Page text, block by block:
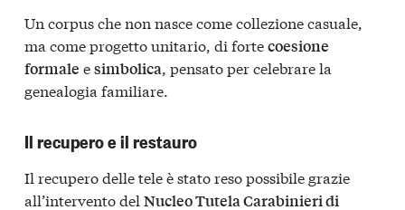
Un corpus che non nasce come collezione casuale,
ma come progetto unitario, di fortecoesione
formale esimbolica, pensato per celebrare la
genealogia familiare.
Il recupero e il restauro
Il recupero delle tele è stato reso possibile grazie
all’intervento del Nucleo Tutela Carabinieri di